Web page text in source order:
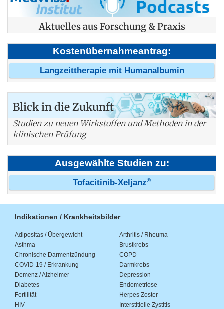
Aktuelles aus Forschung & Praxis
Kostenübernahmeantrag:
Langzeittherapie mit Humanalbumin
Blick in die Zukunft
Studien zu neuen Wirkstoffen und Methoden in der
klinischen Prüfung
Ausgewählte Studien zu:
Tofacitinib-Xeljanz®
Indikationen / Krankheitsbilder
Adipositas / Übergewicht
Arthritis / Rheuma
Asthma
Brustkrebs
Chronische Darmentzündung
COPD
COVID-19 / Erkrankung
Darmkrebs
Demenz / Alzheimer
Depression
Diabetes
Endometriose
Fertilität
Herpes Zoster
HIV
Interstitielle Zystitis